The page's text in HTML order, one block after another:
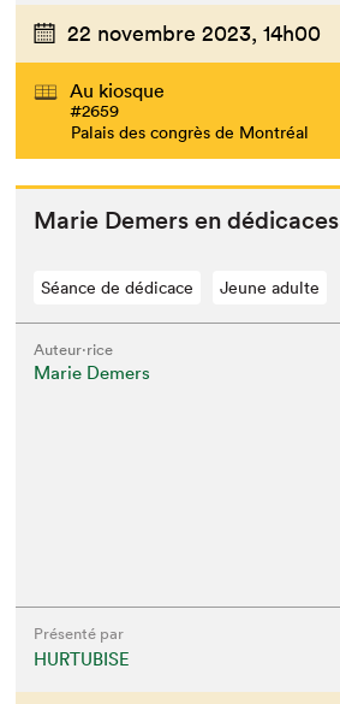
22 novembre 2023, 14h00
Au kiosque
#2659
Palais des congrès de Montréal
Marie Demers en dédicaces
Séance de dédicace Jeune adulte
Auteur·rice
Marie Demers
Présenté par
HURTUBISE